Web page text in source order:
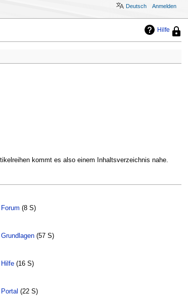
Hilfe Diese
kommt es also einem Inhaltsverzeichnis nahe.
Forum (8 S)
Grundlagen (57 S)
Hilfe (16 S)
Portal (22 S)
Deutsch Anmelden